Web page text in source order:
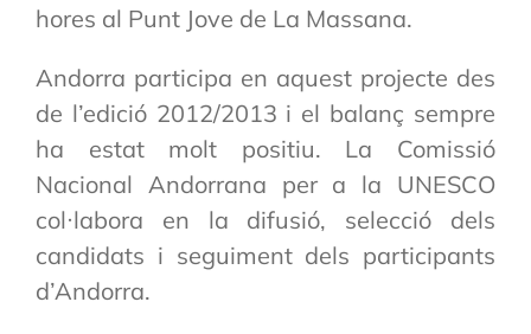
hores al Punt Jove de La Massana.
Andorra participa en aquest projecte des
de l’edició 2012/2013 i el balanç sempre
ha estat molt positiu. La Comissió
Nacional Andorrana per a la UNESCO
col·labora en la difusió, selecció dels
candidats i seguiment dels participants
d’Andorra.